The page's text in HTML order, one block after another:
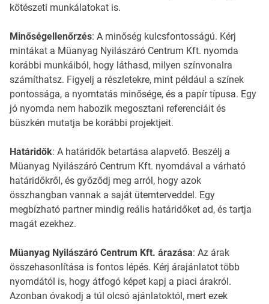
kötészeti munkálatokat is.
Minőségellenőrzés: A minőség kulcsfontosságú. Kérj
mintákat a Müanyag Nyilászáró Centrum Kft. nyomda
korábbi munkáiból, hogy láthasd, milyen színvonalra
számíthatsz. Figyelj a részletekre, mint például a színek
pontossága, a nyomtatás minősége, és a papír típusa. Egy
jó nyomda nem habozik megosztani referenciáit és
büszkén mutatja be korábbi projektjeit.
Határidők: A határidők betartása alapvető. Beszélj a
Müanyag Nyilászáró Centrum Kft. nyomdával a várható
határidőkről, és győződj meg arról, hogy azok
összhangban vannak a saját ütemterveddel. Egy
megbízható partner mindig reális határidőket ad, és tartja
magát ezekhez.
Müanyag Nyilászáró Centrum Kft. árazása: Az árak
összehasonlítása is fontos lépés. Kérj árajánlatot több
nyomdától is, hogy átfogó képet kapj a piaci árakról.
Azonban óvakodj a túl olcsó ajánlatoktól, mert ezek